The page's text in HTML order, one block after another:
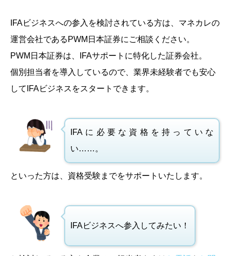
IFAビジネスへの参入を検討されている方は、マネカレの
運営会社であるPWM日本証券にご相談ください。
PWM日本証券は、IFAサポートに特化した証券会社。
個別担当者を導入しているので、業界未経験者でも安心
してIFAビジネスをスタートできます。
IFAに必要な資格を持っていな
い……。
といった方は、資格受験までをサポートいたします。
IFAビジネスへ参入してみたい！